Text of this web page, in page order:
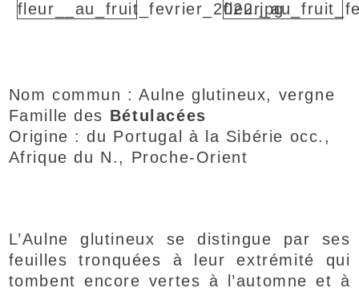
Nom commun : Aulne glutineux, vergne
Famille des Bétulacées
Origine : du Portugal à la Sibérie occ.,
Afrique du N., Proche-Orient
L’Aulne glutineux se distingue par ses
feuilles tronquées à leur extrémité qui
tombent encore vertes à l’automne et à